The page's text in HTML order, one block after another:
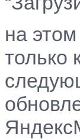
на
только